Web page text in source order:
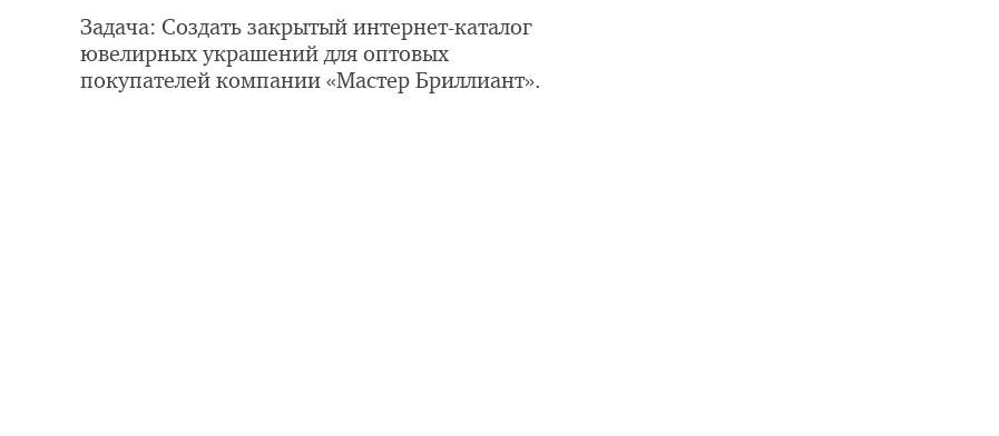
Задача: Создать закрытый интернет-каталог
ювелирных украшений для оптовых
покупателей компании «Мастер Бриллиант».